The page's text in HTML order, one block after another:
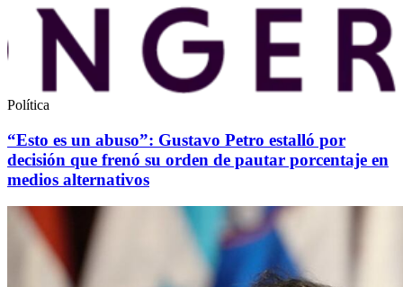
Política
“Esto es un abuso”: Gustavo Petro estalló por
decisión que frenó su orden de pautar porcentaje en
medios alternativos